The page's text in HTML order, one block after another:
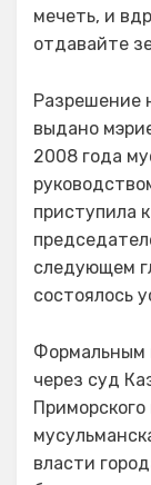
мечеть, и
отдавайте
Разрешение
выдано
2008 года
приступила
следующем
состоялось
Формальным
через суд
Приморского
власти